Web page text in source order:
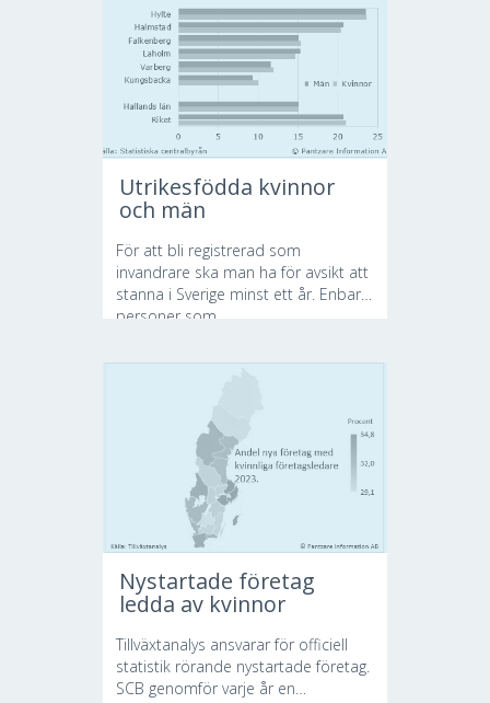
Utrikesfödda kvinnor
och män
För att bli registrerad som
invandrare ska man ha för avsikt att
stanna i Sverige minst ett år. Enbart
personer som...
Nystartade företag
ledda av kvinnor
Tillväxtanalys ansvarar för officiell
statistik rörande nystartade företag.
SCB genomför varje år en